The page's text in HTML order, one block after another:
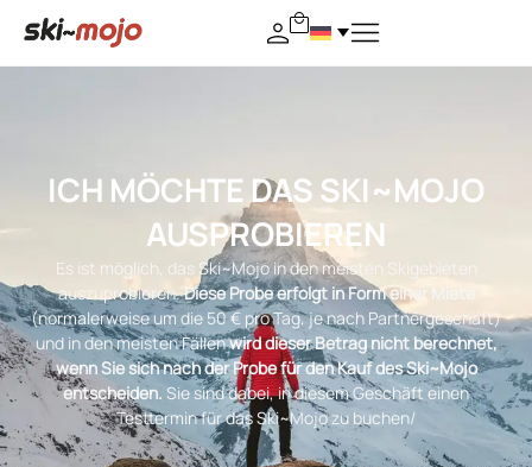
ICH MÖCHTE DAS SKI~MOJO
AUSPROBIEREN
Es ist möglich, das Ski~Mojo in den meisten Skigebieten
auszuprobieren.Diese Probe erfolgt in Form einer Miete
(normalerweise um die 50 € pro Tag, je nach Partnergeschäft)
und in den meisten Fällenwird dieser Betrag nicht berechnet,
wenn Sie sich nach der Probe für den Kauf des Ski~Mojo
entscheiden. Sie sind dabei, in diesem Geschäft einen
Testtermin für das Ski~Mojo zu buchen/